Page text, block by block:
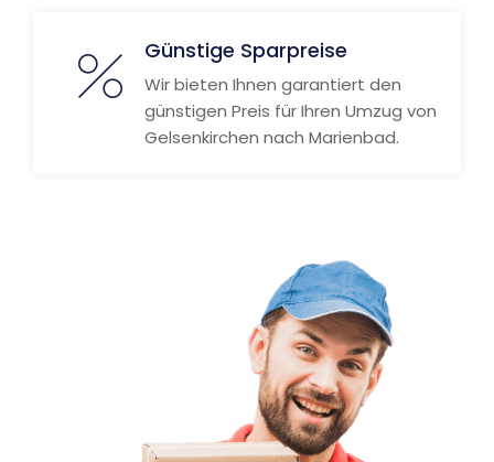
Günstige Sparpreise
Wir bieten Ihnen garantiert den
günstigen Preis für Ihren Umzug von
Gelsenkirchen nach Marienbad.